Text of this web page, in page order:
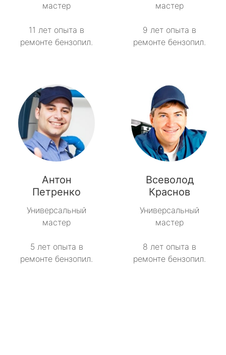
мастер
11 лет опыта в
ремонте бензопил.
мастер
9 лет опыта в
ремонте бензопил.
Антон
Петренко
Универсальный
мастер
5 лет опыта в
ремонте бензопил.
Всеволод
Краснов
Универсальный
мастер
8 лет опыта в
ремонте бензопил.